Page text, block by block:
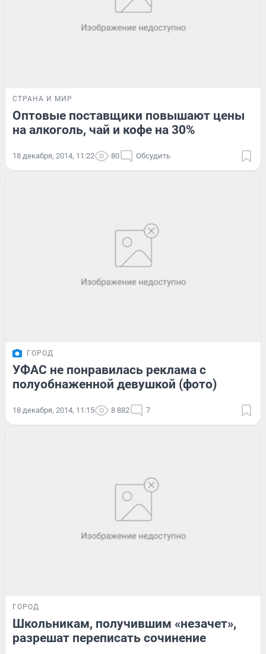
СТРАНА И МИР
Оптовые поставщики повышают цены
на алкоголь, чай и кофе на 30%
18 декабря, 2014, 11:22 80 Обсудить
ГОРОД
УФАС не понравилась реклама с
полуобнаженной девушкой (фото)
18 декабря, 2014, 11:15 8 882 7
ГОРОД
Школьникам, получившим «незачет»,
разрешат переписать сочинение